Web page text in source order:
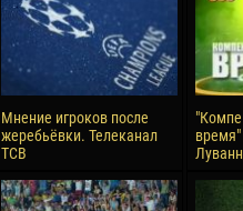
Мнение игроков после
жеребьёвки. Телеканал
ТСВ
время"